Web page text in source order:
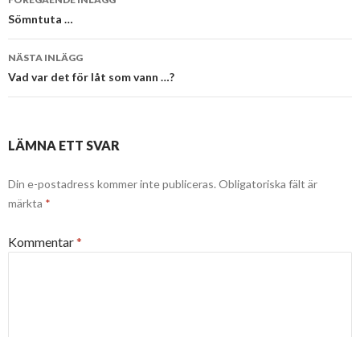
Sömntuta …
NÄSTA INLÄGG
Vad var det för låt som vann …?
LÄMNA ETT SVAR
Din e-postadress kommer inte publiceras. Obligatoriska fält är
märkta *
Kommentar*